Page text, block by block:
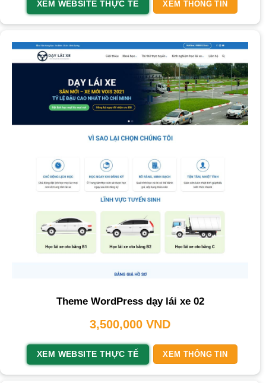
XEM WEBSITE THỰC TẾ XEM THÔNG TIN
Theme WordPress dạy lái xe 02
3,500,000 VND
XEM WEBSITE THỰC TẾ XEM THÔNG TIN